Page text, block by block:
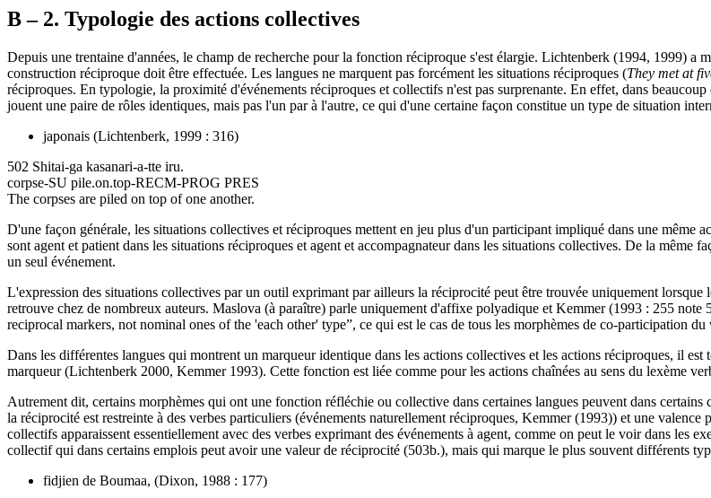
B – 2. Typologie des actions collectives
Depuis une trentaine d'années, le champ de recherche pour la fonction réciproque s'est élargie. Lichtenberk (1994, 1999) a
construction réciproque doit être effectuée. Les langues ne marquent pas forcément les situations réciproques (They met at
réciproques. En typologie, la proximité d'événements réciproques et collectifs n'est pas surprenante. En effet, dans
jouent une paire de rôles identiques, mais pas l'un par à l'autre, ce qui d'une certaine façon constitue un type de situation
japonais (Lichtenberk, 1999 : 316)
502 Shitai-ga kasanari-a-tte iru.
corpse-SU pile.on.top-RECM-PROG PRES
The corpses are piled on top of one another.
D'une façon générale, les situations collectives et réciproques mettent en jeu plus d'un participant impliqué dans une même
sont agent et patient dans les situations réciproques et agent et accompagnateur dans les situations collectives. De la même
un seul événement.
L'expression des situations collectives par un outil exprimant par ailleurs la réciprocité peut être trouvée uniquement
retrouve chez de nombreux auteurs. Maslova (à paraître) parle uniquement d'affixe polyadique et Kemmer (1993 : 255
reciprocal markers, not nominal ones of the 'each other' type”, ce qui est le cas de tous les morphèmes de co-participation
Dans les différentes langues qui montrent un marqueur identique dans les actions collectives et les actions réciproques, il
marqueur (Lichtenberk 2000, Kemmer 1993). Cette fonction est liée comme pour les actions chaînées au sens du lexème
Autrement dit, certains morphèmes qui ont une fonction réfléchie ou collective dans certaines langues peuvent dans
la réciprocité est restreinte à des verbes particuliers (événements naturellement réciproques, Kemmer (1993)) et une
collectifs apparaissent essentiellement avec des verbes exprimant des événements à agent, comme on peut le voir dans les
collectif qui dans certains emplois peut avoir une valeur de réciprocité (503b.), mais qui marque le plus souvent différents
fidjien de Boumaa, (Dixon, 1988 : 177)